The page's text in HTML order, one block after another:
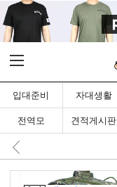
입대준비 자대생활
전역모 견적게시판